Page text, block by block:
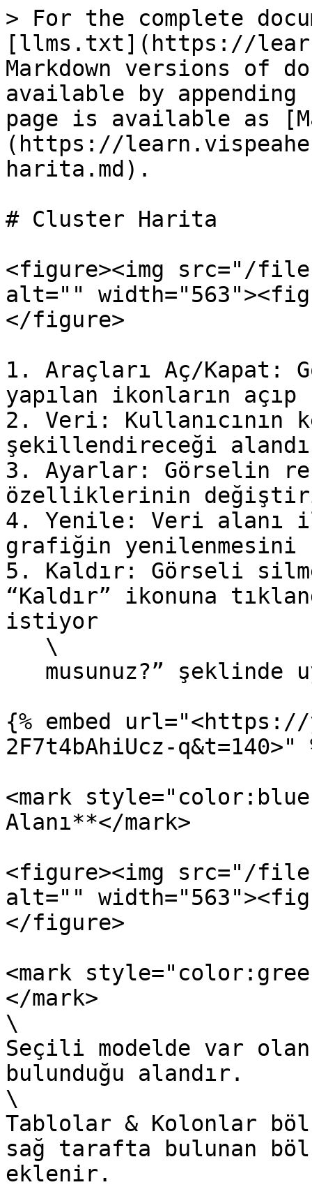
> For the complete
[llms.txt](https://
Markdown versions of
available by
page is available as
(https://
harita.md).
# Cluster Harita
<figure><img src="/
alt=""
</figure>
1. Araçları Aç/Kapat:
yapılan ikonların açıp
2. Veri:
şekillendireceği
3. Ayarlar: Görselin
özelliklerinin
4. Yenile: Veri alanı
grafiğin yenilenmesini
5. Kaldır: Görseli
“Kaldır” ikonuna
istiyor
{% embed url="<https://
2F7t4bAhiUcz-q&t=140>"
<mark
Alanı**</mark>
<figure><img src="/
alt=""
</figure>
<mark
</mark>
\
Seçili modelde var
bulunduğu alandır.
\
Tablolar & Kolonlar
sağ tarafta bulunan
eklenir.